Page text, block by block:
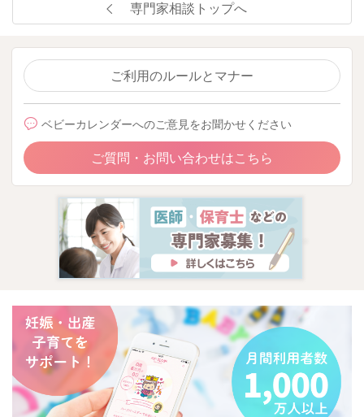
専門家相談トップへ
ご利用のルールとマナー
ベビーカレンダーへのご意見をお聞かせください
ご質問・お問い合わせはこちら